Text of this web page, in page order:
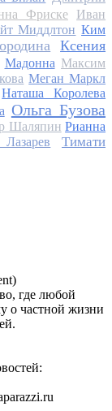
Фриске
Иван
Миддлтон Ким
Ксения
Мадонна Максим
Меган Маркл
Наташа Королева
Ольга Бузова
Шаляпин Рианна
Тимати
где любой
о частной жизни